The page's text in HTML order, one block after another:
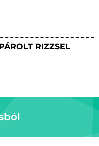
RIZZSEL